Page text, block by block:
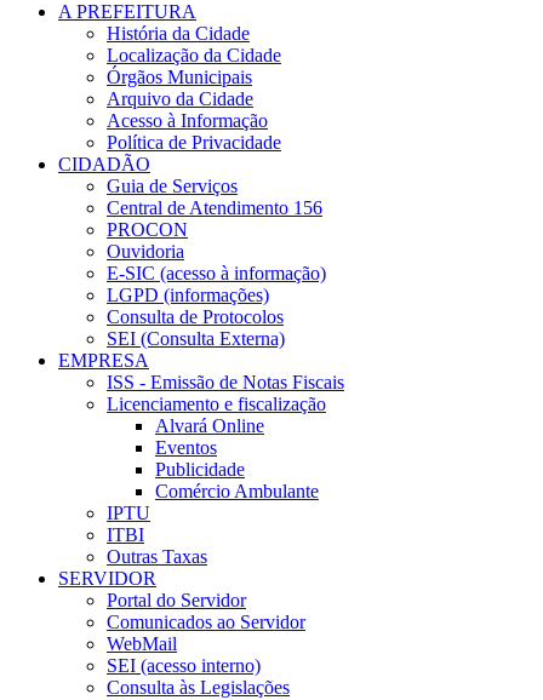
A PREFEITURA
História da Cidade
Localização da Cidade
Órgãos Municipais
Arquivo da Cidade
Acesso à Informação
Política de Privacidade
CIDADÃO
Guia de Serviços
Central de Atendimento 156
PROCON
Ouvidoria
E-SIC (acesso à informação)
LGPD (informações)
Consulta de Protocolos
SEI (Consulta Externa)
EMPRESA
ISS - Emissão de Notas Fiscais
Licenciamento e fiscalização
Alvará Online
Eventos
Publicidade
Comércio Ambulante
IPTU
ITBI
Outras Taxas
SERVIDOR
Portal do Servidor
Comunicados ao Servidor
WebMail
SEI (acesso interno)
Consulta às Legislações